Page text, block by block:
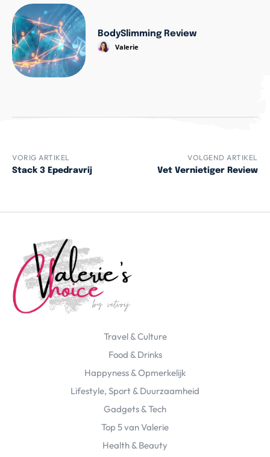
BodySlimming Review
Valerie
VORIG ARTIKEL
Stack 3 Epedravrij
VOLGEND ARTIKEL
Vet Vernietiger Review
Travel & Culture
Food & Drinks
Happyness & Opmerkelijk
Lifestyle, Sport & Duurzaamheid
Gadgets & Tech
Top 5 van Valerie
Health & Beauty